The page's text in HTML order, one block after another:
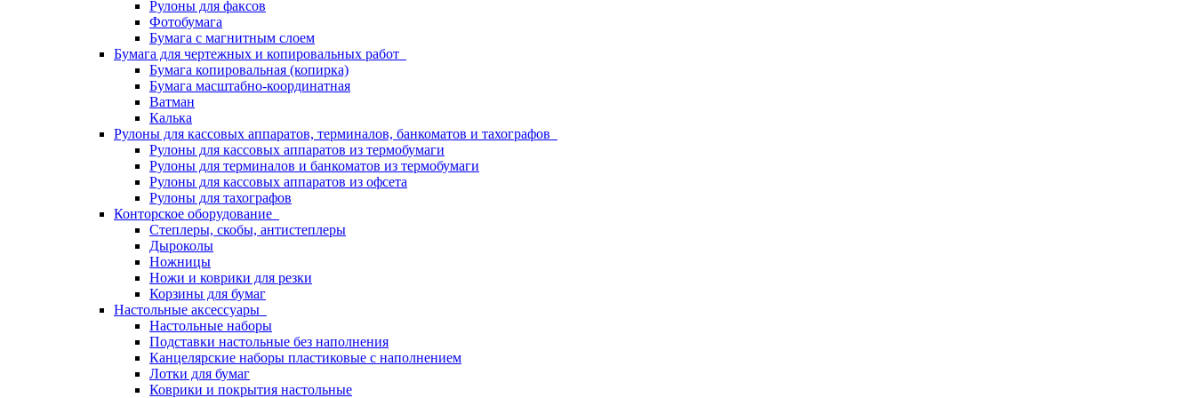
Рулоны для факсов
Фотобумага
Бумага с магнитным слоем
Бумага для чертежных и копировальных работ
Бумага копировальная (копирка)
Бумага масштабно-координатная
Ватман
Калька
Рулоны для кассовых аппаратов, терминалов, банкоматов и тахографов
Рулоны для кассовых аппаратов из термобумаги
Рулоны для терминалов и банкоматов из термобумаги
Рулоны для кассовых аппаратов из офсета
Рулоны для тахографов
Конторское оборудование
Степлеры, скобы, антистеплеры
Дыроколы
Ножницы
Ножи и коврики для резки
Корзины для бумаг
Настольные аксессуары
Настольные наборы
Подставки настольные без наполнения
Канцелярские наборы пластиковые с наполнением
Лотки для бумаг
Коврики и покрытия настольные